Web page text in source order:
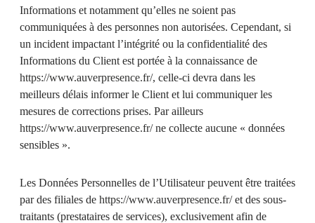
Informations et notamment qu’elles ne soient pas
communiquées à des personnes non autorisées. Cependant, si
un incident impactant l’intégrité ou la confidentialité des
Informations du Client est portée à la connaissance de
https://www.auverpresence.fr/, celle-ci devra dans les
meilleurs délais informer le Client et lui communiquer les
mesures de corrections prises. Par ailleurs
https://www.auverpresence.fr/ne collecte aucune « données
sensibles ».
Les Données Personnelles de l’Utilisateur peuvent être traitées
par des filiales de https://www.auverpresence.fr/et des sous-
traitants (prestataires de services), exclusivement afin de